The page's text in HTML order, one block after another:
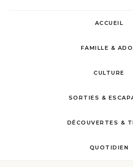
ACCUEIL
FAMILLE &
CULTURE
SORTIES &
DÉCOUVERTES &
QUOTIDIEN